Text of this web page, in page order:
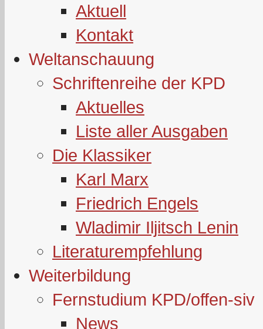
Aktuell
Kontakt
Weltanschauung
Schriftenreihe der KPD
Aktuelles
Liste aller Ausgaben
Die Klassiker
Karl Marx
Friedrich Engels
Wladimir Iljitsch Lenin
Literaturempfehlung
Weiterbildung
Fernstudium KPD/offen-siv
News